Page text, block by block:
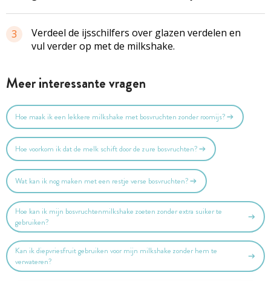
3
Verdeel de ijsschilfers over glazen verdelen en
vul verder op met de milkshake.
Meer interessante vragen
Hoe maak ik een lekkere milkshake met bosvruchten zonder roomijs?
Hoe voorkom ik dat de melk schift door de zure bosvruchten?
Wat kan ik nog maken met een restje verse bosvruchten?
Hoe kan ik mijn bosvruchtenmilkshake zoeten zonder extra suiker te
gebruiken?
Kan ik diepvriesfruit gebruiken voor mijn milkshake zonder hem te
verwateren?